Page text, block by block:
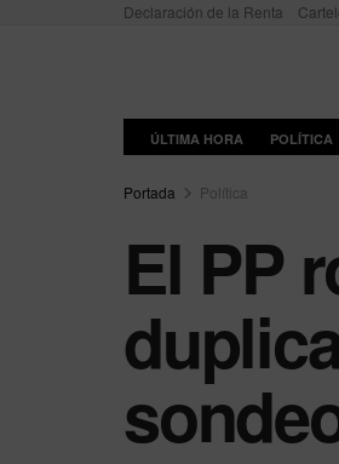
Declaración de la Renta
ÚLTIMA HORA POLÍTICA
Portada Política
El PP